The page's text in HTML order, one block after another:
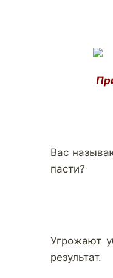
Вас
пасти?
Угрожают
результат.